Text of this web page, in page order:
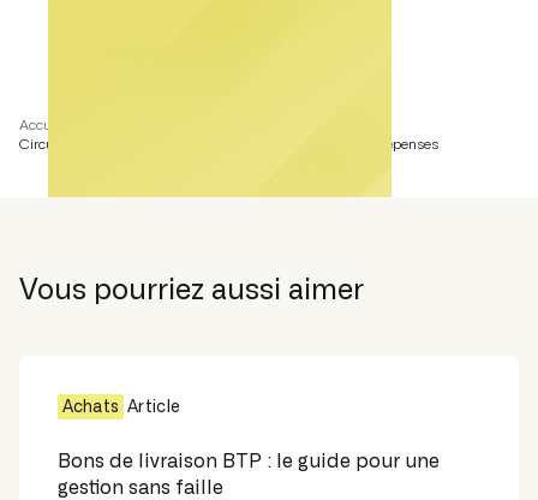
Accueil
Circuit de validation bons de commande : sécurisez vos dépenses
Vous pourriez aussi aimer
Achats Article
Bons de livraison BTP : le guide pour une
gestion sans faille